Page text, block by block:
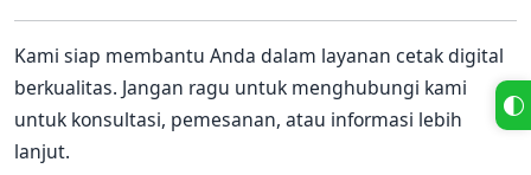
Kami siap membantu Anda dalam layanan cetak digital
berkualitas. Jangan ragu untuk menghubungi kami
untuk konsultasi, pemesanan, atau informasi lebih
lanjut.